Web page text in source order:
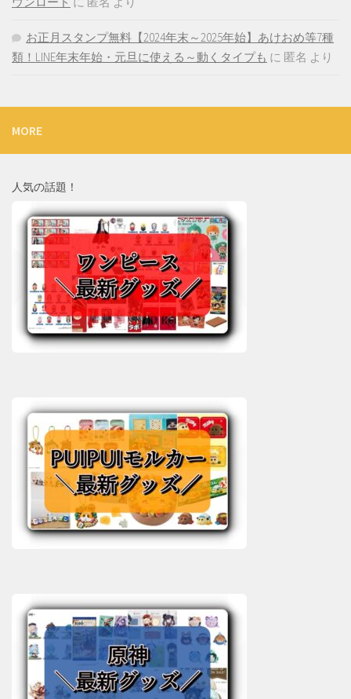
お正月スタンプ無料【2024年末～2025年始】あけおめ等7種
類！LINE年末年始・元旦に使える～動くタイプも に 匿名 より
MORE
人気の話題！